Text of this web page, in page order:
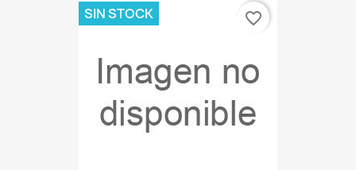
SIN STOCK favorite_border